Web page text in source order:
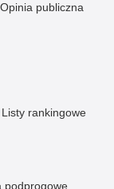
Opinia publiczna
Listy rankingowe
podprogowe